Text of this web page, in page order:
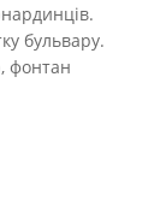
бульвару.
фонтан